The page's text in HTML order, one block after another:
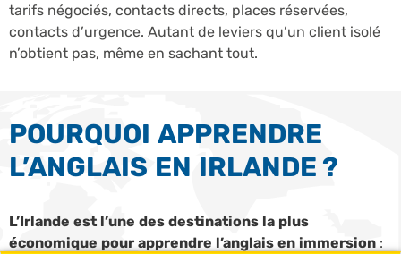
tarifs négociés, contacts directs, places réservées,
contacts d’urgence. Autant de leviers qu’un client isolé
n’obtient pas, même en sachant tout.
POURQUOI APPRENDRE
L’ANGLAIS EN IRLANDE ?
L’Irlande est l’une des destinations la plus
économique pour apprendre l’anglais en immersion :